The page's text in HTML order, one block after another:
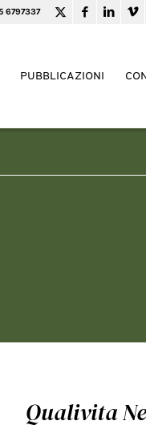
6797337
PUBBLICAZIONI
Qualivita